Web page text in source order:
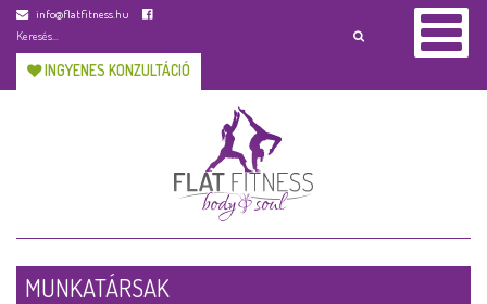
info@flatfitness.hu
INGYENES KONZULTÁCIÓ
MUNKATÁRSAK